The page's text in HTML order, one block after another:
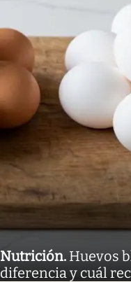
Nutrición. Huevos
diferencia y cuál